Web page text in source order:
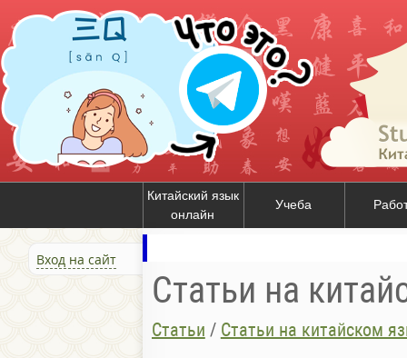
Китайский язык
онлайн
Учеба
Вход на сайт
Статьи на
Статьи / Статьи на китайском